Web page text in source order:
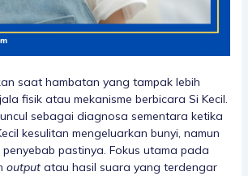
saat hambatan yang tampak lebih
fisik atau mekanisme berbicara Si Kecil.
sebagai diagnosa sementara ketika
kesulitan mengeluarkan bunyi, namun
penyebab pastinya. Fokus utama pada
outputatau hasil suara yang terdengar